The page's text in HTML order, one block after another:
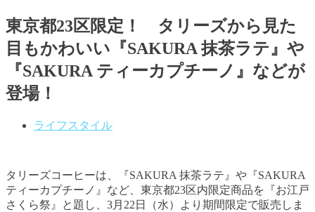
東京都23区限定！ タリーズから見た
目もかわいい『SAKURA 抹茶ラテ』や
『SAKURA ティーカプチーノ』などが
登場！
ライフスタイル
タリーズコーヒーは、『SAKURA 抹茶ラテ』や『SAKURA
ティーカプチーノ』など、東京都23区内限定商品を『お江戸
さくら祭』と題し、3月22日（水）より期間限定で販売しま